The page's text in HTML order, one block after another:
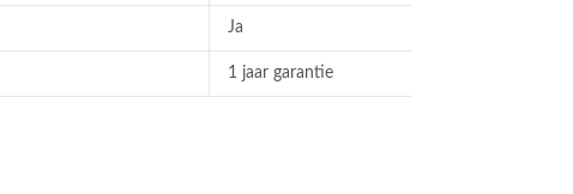
Ja
1 jaar garantie